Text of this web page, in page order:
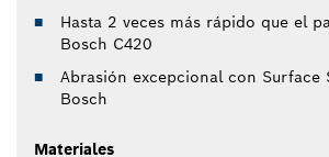
Hasta 2 veces más rápido que el
Bosch C420
Abrasión excepcional con Surface
Bosch
Materiales